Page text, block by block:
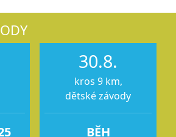
30.8.
kros 9 km,
dětské závody
BĚH